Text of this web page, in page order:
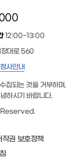
12:00~13:00
대로 560
청사안내
집되는 것을 거부하며,
하시기 바랍니다.
권 보호정책